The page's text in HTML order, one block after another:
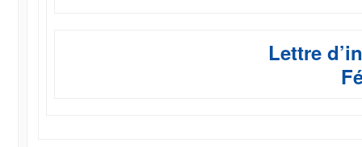
Lettre